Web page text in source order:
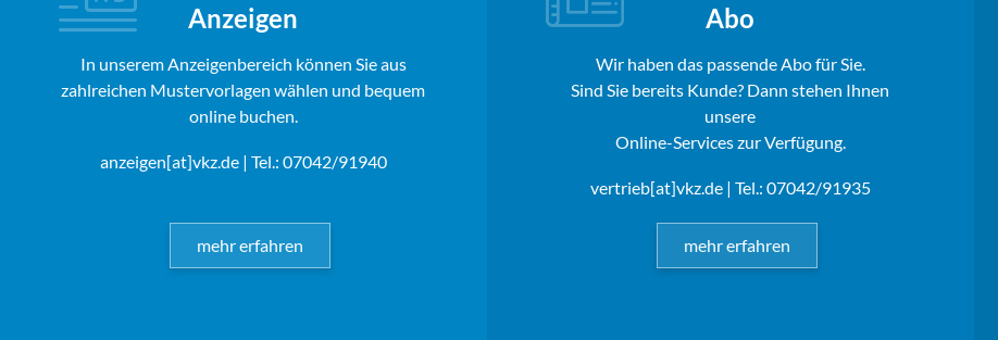
Anzeigen
In unserem Anzeigenbereich können Sie aus
zahlreichen Mustervorlagen wählen und bequem
online buchen.
anzeigen[at]vkz.de| Tel.: 07042/91940
mehr erfahren
Abo
Wir haben das passende Abo für Sie.
Sind Sie bereits Kunde? Dann stehen Ihnen
unsere
Online-Services zur Verfügung.
vertrieb[at]vkz.de| Tel.: 07042/91935
mehr erfahren